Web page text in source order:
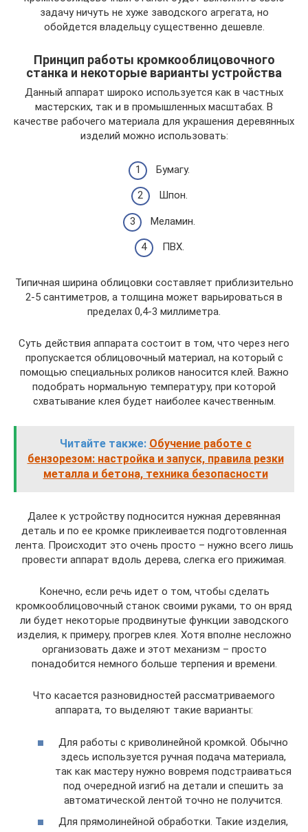
задачу ничуть не хуже заводского агрегата, но
обойдется владельцу существенно дешевле.
Принцип работы кромкооблицовочного
станка и некоторые варианты устройства
Данный аппарат широко используется как в частных
мастерских, так и в промышленных масштабах. В
качестве рабочего материала для украшения деревянных
изделий можно использовать:
Бумагу.
Шпон.
Меламин.
ПВХ.
Типичная ширина облицовки составляет приблизительно
2-5 сантиметров, а толщина может варьироваться в
пределах 0,4-3 миллиметра.
Суть действия аппарата состоит в том, что через него
пропускается облицовочный материал, на который с
помощью специальных роликов наносится клей. Важно
подобрать нормальную температуру, при которой
схватывание клея будет наиболее качественным.
Читайте также: Обучение работе с
бензорезом: настройка и запуск, правила резки
металла и бетона, техника безопасности
Далее к устройству подносится нужная деревянная
деталь и по ее кромке приклеивается подготовленная
лента. Происходит это очень просто – нужно всего лишь
провести аппарат вдоль дерева, слегка его прижимая.
Конечно, если речь идет о том, чтобы сделать
кромкооблицовочный станок своими руками, то он вряд
ли будет некоторые продвинутые функции заводского
изделия, к примеру, прогрев клея. Хотя вполне несложно
организовать даже и этот механизм – просто
понадобится немного больше терпения и времени.
Что касается разновидностей рассматриваемого
аппарата, то выделяют такие варианты:
Для работы с криволинейной кромкой. Обычно
здесь используется ручная подача материала,
так как мастеру нужно вовремя подстраиваться
под очередной изгиб на детали и спешить за
автоматической лентой точно не получится.
Для прямолинейной обработки. Такие изделия,